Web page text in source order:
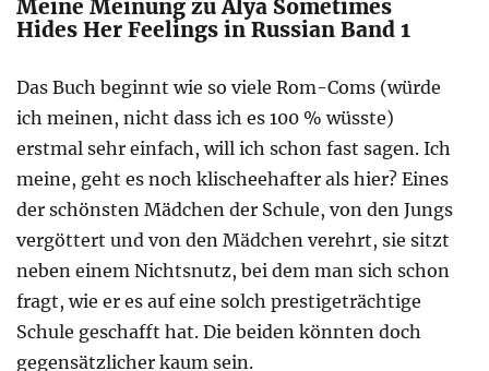
Meine Meinung zu Alya Sometimes
Hides Her Feelings in Russian Band 1
Das Buch beginnt wie so viele Rom-Coms (würde
ich meinen, nicht dass ich es 100 % wüsste)
erstmal sehr einfach, will ich schon fast sagen. Ich
meine, geht es noch klischeehafter als hier? Eines
der schönsten Mädchen der Schule, von den Jungs
vergöttert und von den Mädchen verehrt, sie sitzt
neben einem Nichtsnutz, bei dem man sich schon
fragt, wie er es auf eine solch prestigeträchtige
Schule geschafft hat. Die beiden könnten doch
gegensätzlicher kaum sein.